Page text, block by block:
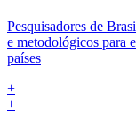
Pesquisadores de
e metodológicos para
países
+
+